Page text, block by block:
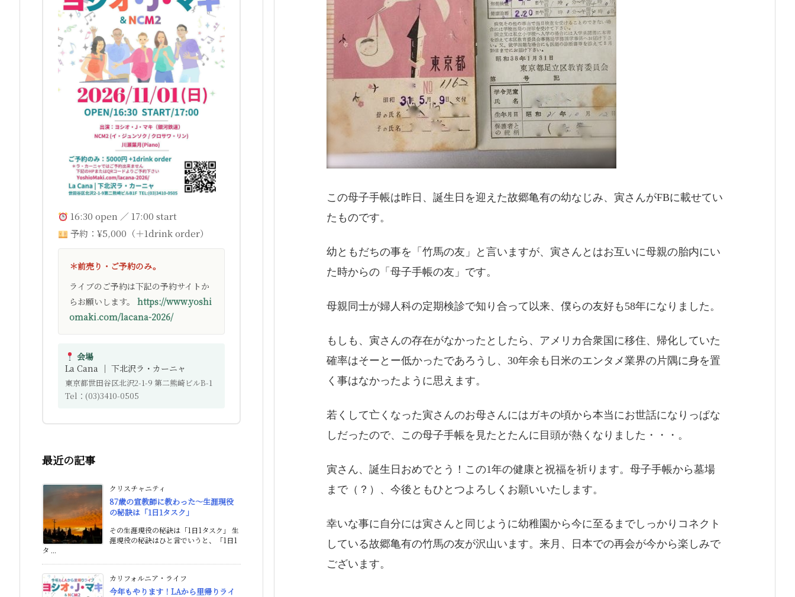
この母子手帳は昨日、誕生日を迎えた故郷亀有の幼なじみ、寅さんがFBに載せてい
たものです。
幼ともだちの事を「竹馬の友」と言いますが、寅さんとはお互いに母親の胎内にい
た時からの「母子手帳の友」です。
母親同士が婦人科の定期検診で知り合って以来、僕らの友好も58年になりました。
もしも、寅さんの存在がなかったとしたら、アメリカ合衆国に移住、帰化していた
確率はそーとー低かったであろうし、30年余も日米のエンタメ業界の片隅に身を置
く事はなかったように思えます。
若くして亡くなった寅さんのお母さんにはガキの頃から本当にお世話になりっぱな
しだったので、この母子手帳を見たとたんに目頭が熱くなりました・・・。
寅さん、誕生日おめでとう！この1年の健康と祝福を祈ります。母子手帳から墓場
まで（？）、今後ともひとつよろしくお願いいたします。
幸いな事に自分には寅さんと同じように幼稚園から今に至るまでしっかりコネクト
している故郷亀有の竹馬の友が沢山います。来月、日本での再会が今から楽しみで
ございます。
16:30 open ／ 17:00 start
予約：¥5,000（＋1drink order）
＊前売り・ご予約のみ。
ライブのご予約は下記の予約サイトか
らお願いします。 https://www.yoshi
omaki.com/lacana-2026/
会場
La Cana ｜ 下北沢ラ・カーニャ
東京都世田谷区北沢2-1-9 第二熊崎ビルB-1
Tel：(03)3410-0505
最近の記事
クリスチャニティ
87歳の宣教師に教わった〜生涯現役
の秘訣は「1日1タスク」
その生涯現役の秘訣は「1日1タスク」 生
涯現役の秘訣はひと言でいうと、「1日1
タ ...
カリフォルニア・ライフ
今年もやります！LAから里帰りライ